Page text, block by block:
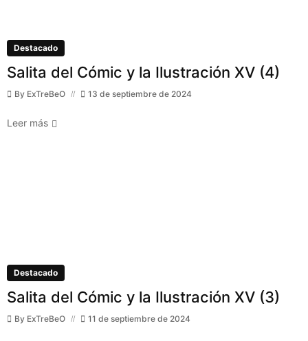
Destacado
Salita del Cómic y la Ilustración XV (4)
By ExTreBeO 13 de septiembre de 2024
Leer más
Destacado
Salita del Cómic y la Ilustración XV (3)
By ExTreBeO 11 de septiembre de 2024